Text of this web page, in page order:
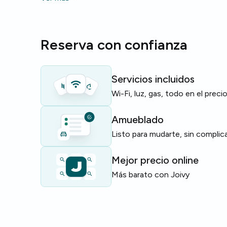
y social cerca de todo.
Plazas limitadas — reserva cuanto antes.
Reserva con confianza
Servicios incluidos
Wi-Fi, luz, gas, todo en el precio
Amueblado
Listo para mudarte, sin
Mejor precio online
Más barato con Joivy